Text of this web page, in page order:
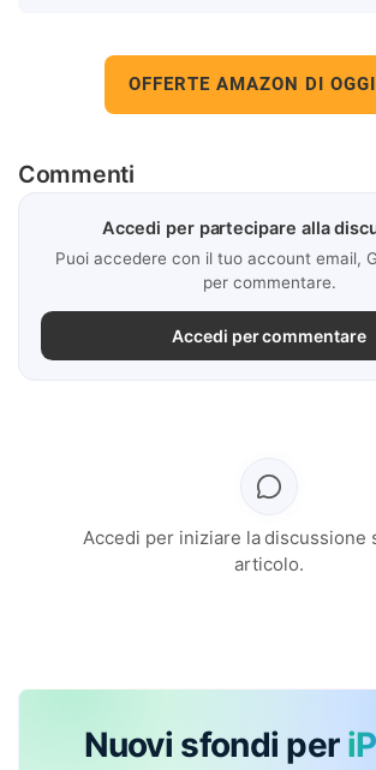
OFFERTE AMAZON DI OGGI
Commenti
Accedi per partecipare alla
Puoi accedere con il tuo account email,
per commentare.
Accedi per commentare
Accedi per iniziare la discussione
articolo.
Nuovi sfondi per